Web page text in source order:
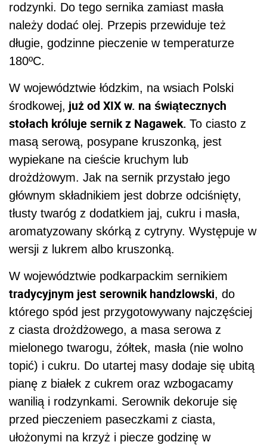
rodzynki. Do tego sernika zamiast masła
należy dodać olej. Przepis przewiduje też
długie, godzinne pieczenie w temperaturze
180ºC.
W województwie łódzkim, na wsiach Polski
środkowej, już od XIX w. na świątecznych
stołach króluje sernik z Nagawek. To ciasto z
masą serową, posypane kruszonką, jest
wypiekane na cieście kruchym lub
drożdżowym. Jak na sernik przystało jego
głównym składnikiem jest dobrze odciśnięty,
tłusty twaróg z dodatkiem jaj, cukru i masła,
aromatyzowany skórką z cytryny. Występuje w
wersji z lukrem albo kruszonką.
W województwie podkarpackim sernikiem
tradycyjnym jest serownik handzlowski, do
którego spód jest przygotowywany najczęściej
z ciasta drożdżowego, a masa serowa z
mielonego twarogu, żółtek, masła (nie wolno
topić) i cukru. Do utartej masy dodaje się ubitą
pianę z białek z cukrem oraz wzbogacamy
wanilią i rodzynkami. Serownik dekoruje się
przed pieczeniem paseczkami z ciasta,
ułożonymi na krzyż i piecze godzinę w